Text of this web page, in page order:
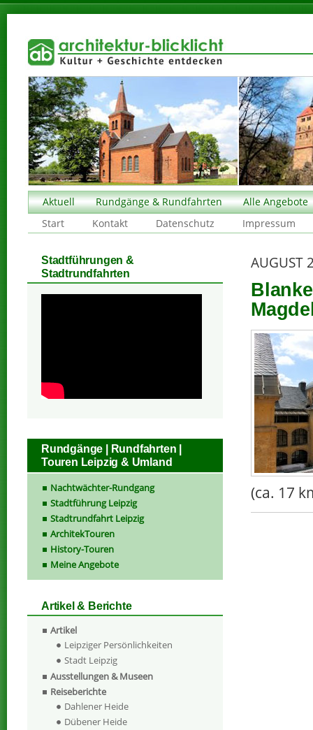
Aktuell Rundgänge & Rundfahrten
Alle Angebote
Start
Kontakt Datenschutz Impressum
AUGUST
(ca. 17
Stadtführungen &
Stadtrundfahrten
Rundgänge | Rundfahrten |
Touren Leipzig & Umland
Nachtwächter-Rundgang
Stadtführung Leipzig
Stadtrundfahrt Leipzig
ArchitekTouren
History-Touren
Meine Angebote
Artikel & Berichte
Artikel
Leipziger Persönlichkeiten
Stadt Leipzig
Ausstellungen & Museen
Reiseberichte
Dahlener Heide
Dübener Heide